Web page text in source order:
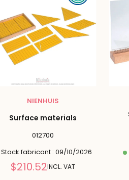
NIENHUIS
Surface materials
012700
Stock fabricant : 09/10/2026
Reduced
$210.52INCL. VAT